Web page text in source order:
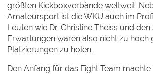
größten Kickboxverbände weltweit.
Amateursport ist die WKU auch im
Leuten wie Dr. Christine Theiss und den
Erwartungen waren also nicht zu
Platzierungen zu holen.
Den Anfang für das Fight Team machte